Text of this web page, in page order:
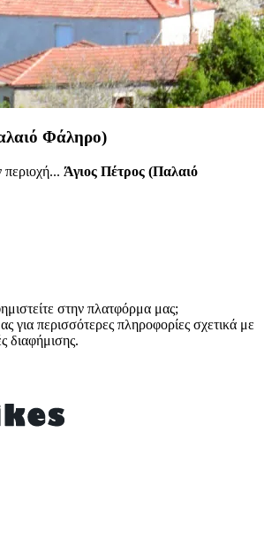
Φάληρο)
περιοχή... Άγιος Πέτρος (Παλαιό
στην πλατφόρμα μας;
για περισσότερες πληροφορίες σχετικά με
διαφήμισης.